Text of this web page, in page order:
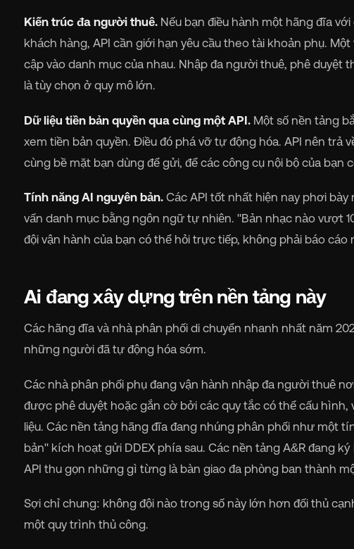
Kiến trúc đa người thuê. Nếu bạn điều hành một hãng đĩa
khách hàng, API cần giới hạn yêu cầu theo tài khoản phụ.
cập vào danh mục của nhau. Nhập đa người thuê, phê
là tùy chọn ở quy mô lớn.
Dữ liệu tiền bản quyền qua cùng một API. Một số nền tảng
xem tiền bản quyền. Điều đó phá vỡ tự động hóa. API nên
cùng bề mặt bạn dùng để gửi, để các công cụ nội bộ của bạn
Tính năng AI nguyên bản. Các API tốt nhất hiện nay phơi
vấn danh mục bằng ngôn ngữ tự nhiên. "Bản nhạc nào vượt
đội vận hành của bạn có thể hỏi trực tiếp, không phải báo cáo
Ai đang xây dựng trên nền tảng này
Các hãng đĩa và nhà phân phối di chuyển nhanh nhất năm
những người đã tự động hóa sớm.
Các nhà phân phối phụ đang vận hành nhập đa người thuê
được phê duyệt hoặc gắn cờ bởi các quy tắc có thể cấu
liệu. Các nền tảng hãng đĩa đang nhúng phân phối như một
bản" kích hoạt gửi DDEX phía sau. Các nền tảng A&R đang
API thu gọn những gì từng là bàn giao đa phòng ban thành
Sợi chỉ chung: không đội nào trong số này lớn hơn đối thủ
một quy trình thủ công.